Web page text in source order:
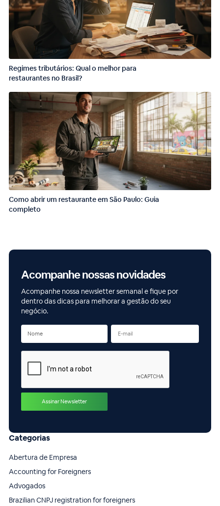
Regimes tributários: Qual o melhor para
restaurantes no Brasil?
Como abrir um restaurante em São Paulo: Guia
completo
Acompanhe nossas novidades
Acompanhe nossa newsletter semanal e fique por
dentro das dicas para melhorar a gestão do seu
negócio.
Categorias
Abertura de Empresa
Accounting for Foreigners
Advogados
Brazilian CNPJ registration for foreigners